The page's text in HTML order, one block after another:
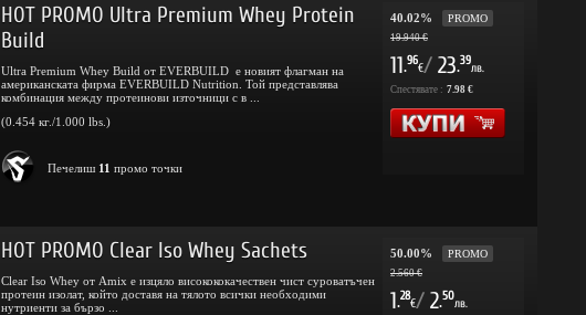
HOT PROMO Ultra Premium Whey Protein
Build
Ultra Premium Whey Build от EVERBUILD е новият флагман на
американската фирма EVERBUILD Nutrition. Той представлява
комбинация между протеинови източници с в ...
(0.454 кг./1.000 lbs.)
Печелиш 11 промо точки
40.02% PROMO
19.940 €
11.96
€/ 23.39
лв.
Спестявате : 7.98 €
HOT PROMO Clear Iso Whey Sachets
Clear Iso Whey от Amix е изцяло високококачествен чист суроватъчен
протеин изолат, който доставя на тялото всички необходими
нутриенти за бързо ...
50.00% PROMO
2.560 €
1.28
€/ 2.50
лв.